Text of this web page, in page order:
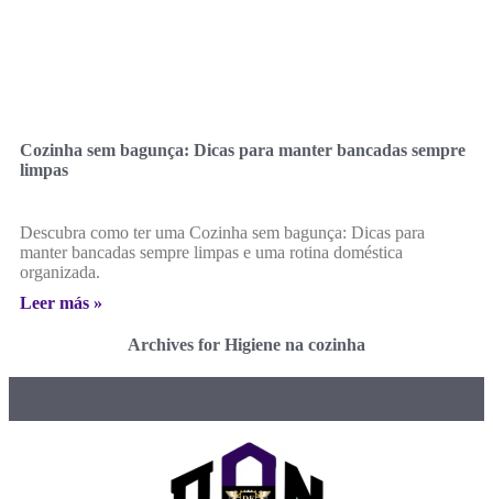
Cozinha sem bagunça: Dicas para manter bancadas sempre
limpas
Descubra como ter uma Cozinha sem bagunça: Dicas para
manter bancadas sempre limpas e uma rotina doméstica
organizada.
Leer más »
Archives for Higiene na cozinha